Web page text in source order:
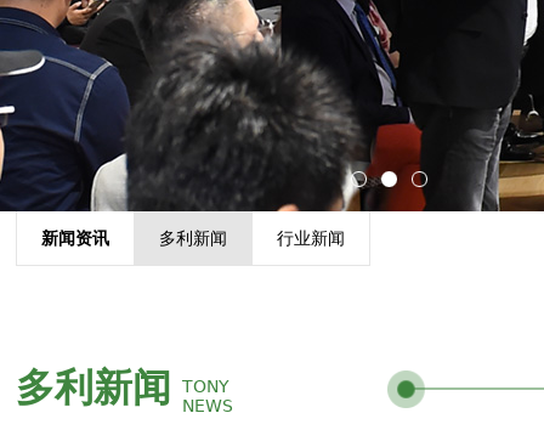
1 2 3
新闻资讯 多利新闻 行业新闻
多利新闻
TONY
NEWS